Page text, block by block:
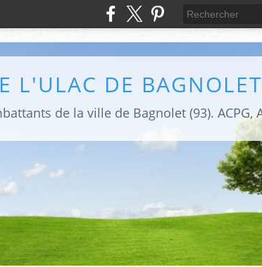
L'ULAC DE BAGNOLET